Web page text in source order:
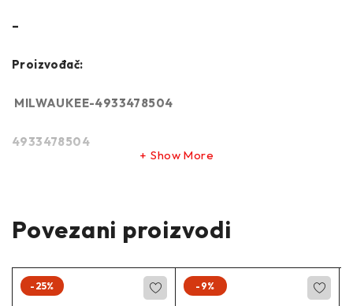
–
Proizvođač:
MILWAUKEE-4933478504
4933478504
Inforamacije:
Grupa proizvoda
Uređaj
Naziv
Show More
Povezani proizvodi
-25% -9%